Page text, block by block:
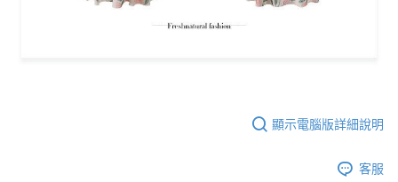
顯示電腦版詳細說明
客服